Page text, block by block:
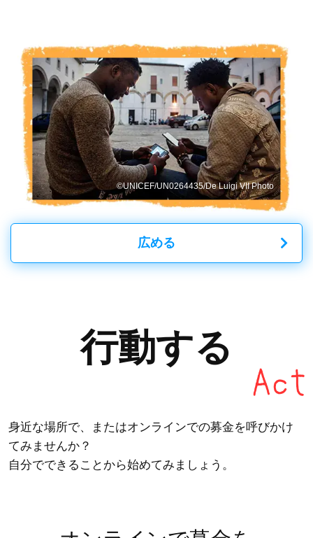
©UNICEF/UN0264435/De Luigi VII Photo
広める
行動する
身近な場所で、またはオンラインでの募金を呼びかけ
てみませんか？
自分でできることから始めてみましょう。